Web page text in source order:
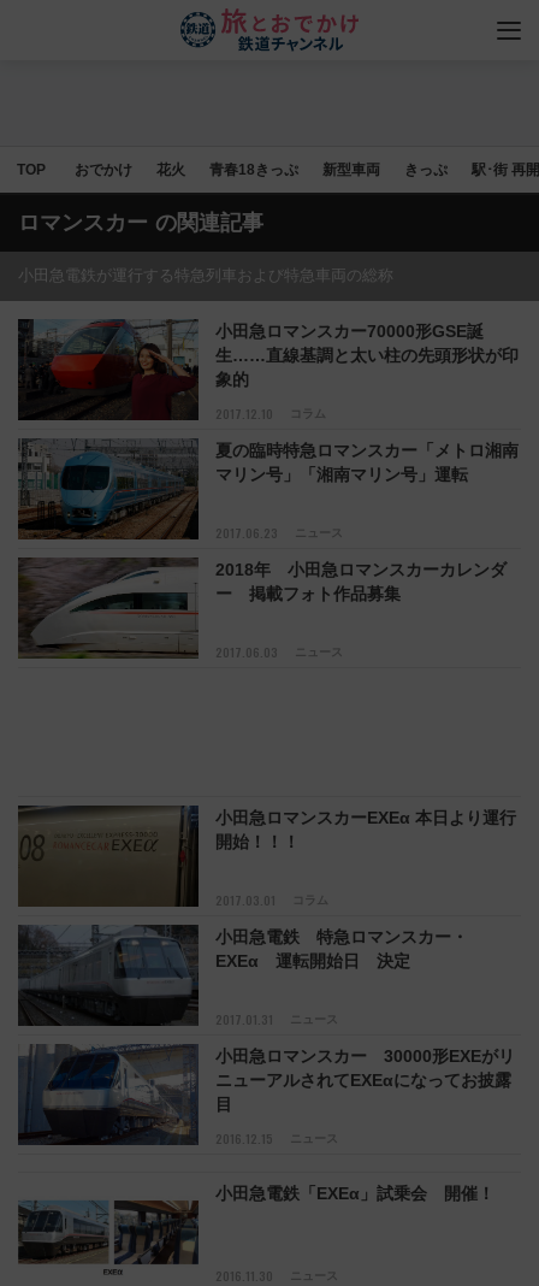
TOP おでかけ 花火 青春18きっぷ 新型車両 きっぷ 駅･街 再
ロマンスカー の関連記事
小田急電鉄が運行する特急列車および特急車両の総称
2017.12.10 コラム
小田急ロマンスカー70000形GSE誕
生……直線基調と太い柱の先頭形状が印
象的
2017.06.23 ニュース
夏の臨時特急ロマンスカー「メトロ湘南
マリン号」「湘南マリン号」運転
2017.06.03 ニュース
2018年 小田急ロマンスカーカレンダ
ー 掲載フォト作品募集
2017.03.01 コラム
小田急ロマンスカーEXEα 本日より運行
開始！！！
2017.01.31 ニュース
小田急電鉄 特急ロマンスカー・
EXEα 運転開始日 決定
2016.12.15 ニュース
小田急ロマンスカー 30000形EXEがリ
ニューアルされてEXEαになってお披露
目
2016.11.30 ニュース
小田急電鉄「EXEα」試乗会 開催！